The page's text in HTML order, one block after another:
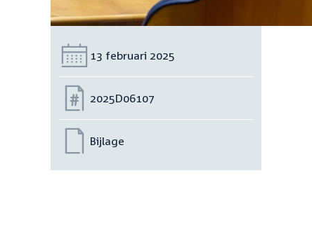
Datum:
13 februari 2025
Nummer:
2025D06107
Bijlage